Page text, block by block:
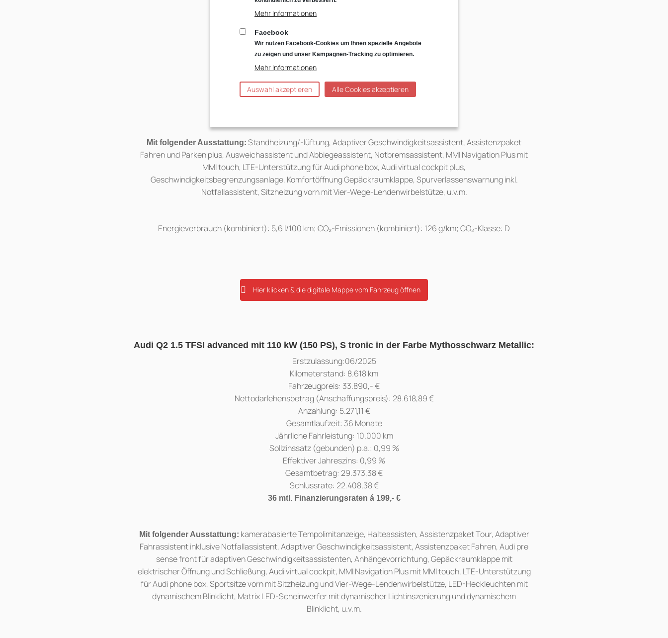
Anzahlung: 6.876,55 €
Gesamtlaufzeit: 36 Monate
Jährliche Fahrleistung: 10.000 km
Sollzinssatz (gebunden) p.a.: 0,99 %
Effektiver Jahreszins: 0,99 %
Gesamtbetrag: 28.850,58 €
Schlussrate: 21.185,58 €
Mit folgender Ausstattung: Standheizung/-lüftung, Adaptiver Geschwindigkeitsassistent, Assistenzpaket
Fahren und Parken plus, Ausweichassistent und Abbiegeassistent, Notbremsassistent, MMI Navigation Plus mit
MMI touch, LTE-Unterstützung für Audi phone box, Audi virtual cockpit plus,
Geschwindigkeitsbegrenzungsanlage, Komfortöffnung Gepäckraumklappe, Spurverlassenswarnung inkl.
Notfallassistent, Sitzheizung vorn mit Vier-Wege-Lendenwirbelstütze, u.v.m.
Energieverbrauch (kombiniert): 5,6 l/100 km; CO₂-Emissionen (kombiniert): 126 g/km; CO₂-Klasse: D
Hier klicken & die digitale Mappe vom Fahrzeug öffnen
Audi Q2 1.5 TFSI advanced mit 110 kW (150 PS), S tronic in der Farbe Mythosschwarz Metallic:
Erstzulassung:06/2025
Kilometerstand: 8.618 km
Fahrzeugpreis: 33.890,- €
Nettodarlehensbetrag (Anschaffungspreis): 28.618,89 €
Anzahlung: 5.271,11 €
Gesamtlaufzeit: 36 Monate
Jährliche Fahrleistung: 10.000 km
Sollzinssatz (gebunden) p.a.: 0,99 %
Effektiver Jahreszins: 0,99 %
Gesamtbetrag: 29.373,38 €
Schlussrate: 22.408,38 €
36 mtl. Finanzierungsraten á 199,- €
Mit folgender Ausstattung: kamerabasierte Tempolimitanzeige, Halteassisten, Assistenzpaket Tour, Adaptiver
Fahrassistent inklusive Notfallassistent, Adaptiver Geschwindigkeitsassistent, Assistenzpaket Fahren, Audi pre
sense front für adaptiven Geschwindigkeitsassistenten, Anhängevorrichtung, Gepäckraumklappe mit
elektrischer Öffnung und Schließung, Audi virtual cockpit, MMI Navigation Plus mit MMI touch, LTE-Unterstützung
für Audi phone box, Sportsitze vorn mit Sitzheizung und Vier-Wege-Lendenwirbelstütze, LED-Heckleuchten mit
dynamischem Blinklicht, Matrix LED-Scheinwerfer mit dynamischer Lichtinszenierung und dynamischem
Blinklicht, u.v.m.
Mehr Informationen
Facebook
Wir nutzen Facebook-Cookies um Ihnen spezielle Angebote
zu zeigen und unser Kampagnen-Tracking zu optimieren.
Mehr Informationen
Auswahl akzeptieren Alle Cookies akzeptieren